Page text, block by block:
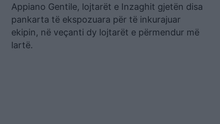
Appiano Gentile, lojtarët e Inzaghit gjetën disa
pankarta të ekspozuara për të inkurajuar
ekipin, në veçanti dy lojtarët e përmendur më
lartë.